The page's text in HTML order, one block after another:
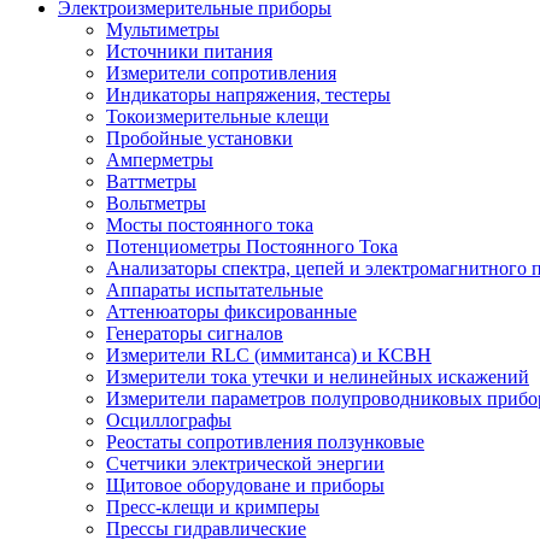
Электроизмерительные приборы
Мультиметры
Источники питания
Измерители сопротивления
Индикаторы напряжения, тестеры
Токоизмерительные клещи
Пробойные установки
Амперметры
Ваттметры
Вольтметры
Мосты постоянного тока
Потенциометры Постоянного Тока
Анализаторы спектра, цепей и электромагнитного
Аппараты испытательные
Аттенюаторы фиксированные
Генераторы сигналов
Измерители RLC (иммитанса) и КСВН
Измерители тока утечки и нелинейных искажений
Измерители параметров полупроводниковых
Осциллографы
Реостаты сопротивления ползунковые
Счетчики электрической энергии
Щитовое оборудоване и приборы
Пресс-клещи и кримперы
Прессы гидравлические